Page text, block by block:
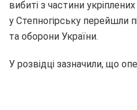
вибиті з частини
у Степногірську перейшли
та оборони України.
У розвідці зазначили, що